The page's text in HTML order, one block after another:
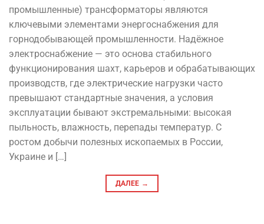
промышленные) трансформаторы являются
ключевыми элементами энергоснабжения для
горнодобывающей промышленности. Надёжное
электроснабжение — это основа стабильного
функционирования шахт, карьеров и обрабатывающих
производств, где электрические нагрузки часто
превышают стандартные значения, а условия
эксплуатации бывают экстремальными: высокая
пыльность, влажность, перепады температур. С
ростом добычи полезных ископаемых в России,
Украине и […]
ДАЛЕЕ →